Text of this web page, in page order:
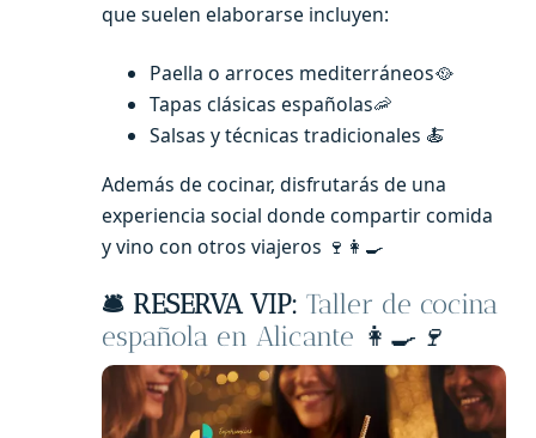
que suelen elaborarse incluyen:
Paella o arroces mediterráneos🥘
Tapas clásicas españolas🦐
Salsas y técnicas tradicionales 🍝
Además de cocinar, disfrutarás de una
experiencia social donde compartir comida
y vino con otros viajeros 🍷👩‍🍳
🛎️ RESERVA VIP: Taller de cocina
española en Alicante 👩‍🍳 🍷